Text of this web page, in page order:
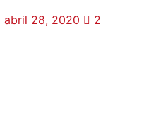
abril 28, 2020 2